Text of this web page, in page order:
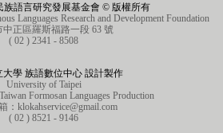
族語言研究發展基金會 © 版權所有
Languages Research and Development Foundation
中正區羅斯福路一段 63 號
( 02 ) 2341 - 8508
大學 族語數位中心 設計製作
University of Taipei
Formosan Languages Production
：klokahservice@gmail.com
( 02 ) 8521 - 9146